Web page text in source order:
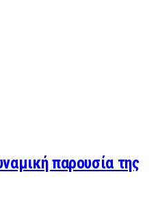
παρουσία της